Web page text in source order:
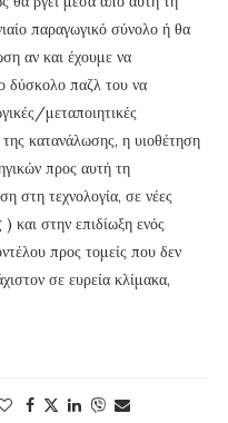
παραγωγικό σύνολο ή θα
αν και έχουμε να
δύσκολο παζλ του να
μεταποιητικές
κατανάλωσης, η υιοθέτηση
προς αυτή τη
στη τεχνολογία, σε νέες
στην επιδίωξη ενός
προς τομείς που δεν
σε ευρεία κλίμακα,